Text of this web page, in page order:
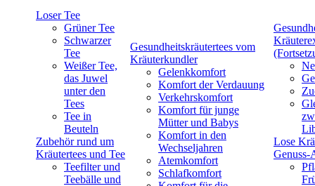
Loser Tee
Grüner Tee
Schwarzer
Tee
Weißer Tee,
das Juwel
unter den
Tees
Tee in
Beuteln
Zubehör rund um
Kräutertees und Tee
Teefilter und
Teebälle und
Gesundheitskräutertees vom
Kräuterkundler
Gelenkkomfort
Komfort der Verdauung
Verkehrskomfort
Komfort für junge
Mütter und Babys
Komfort in den
Wechseljahren
Atemkomfort
Schlafkomfort
Lose
Genuss-